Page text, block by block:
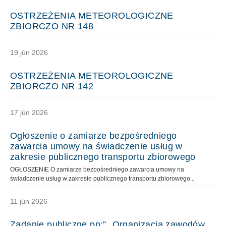
OSTRZEŻENIA METEOROLOGICZNE
ZBIORCZO NR 148
19 jún 2026
OSTRZEŻENIA METEOROLOGICZNE
ZBIORCZO NR 142
17 jún 2026
Ogłoszenie o zamiarze bezpośredniego
zawarcia umowy na świadczenie usług w
zakresie publicznego transportu zbiorowego
OGŁOSZENIE O zamiarze bezpośredniego zawarcia umowy na
świadczenie usług w zakresie publicznego transportu zbiorowego...
11 jún 2026